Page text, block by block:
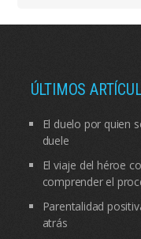
ÚLTIMOS
El duelo por quien
duele
El viaje del héroe
comprender el
Parentalidad
atrás